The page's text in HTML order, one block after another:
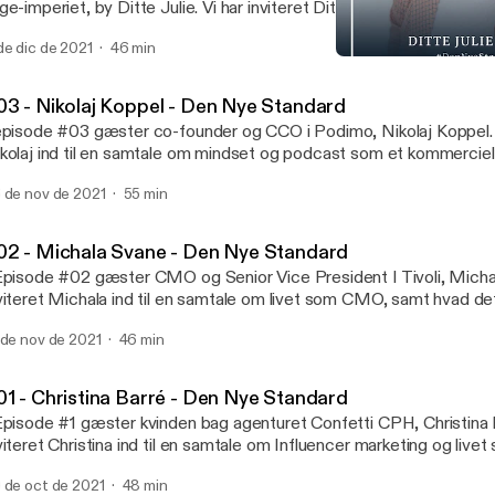
imperiet, by Ditte Julie. Vi har inviteret Ditte Julie, ind i studiet
sundhed og personlig branding. Vi har en samtale om
store bagedyst som springbræt til at udfolde sig som
dic de 2021 46 min
- Nikolaj Koppel - Den Nye Standard
#03 gæster co-founder og CCO i Podimo, Nikolaj
ind til en samtale om mindset og podcast som et
betalingsmarked, for podcast.
de nov de 2021 55 min
- Michala Svane - Den Nye Standard
#02 gæster CMO og Senior Vice President I Tivoli,
Michala ind til en samtale om livet som CMO, samt hvad
turistattraktion, samt hvad hun har gjort for at skabe synergi
nov de 2021 46 min
- Christina Barré - Den Nye Standard
#1 gæster kvinden bag agenturet Confetti CPH, Christina
Christina ind til en samtale om Influencer marketing og
elsker trygheden i at være lønmodtager. Christina driver sin
de oct de 2021 48 min